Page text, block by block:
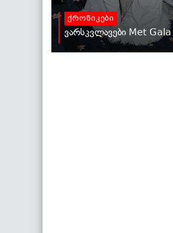
ქრონიკები
ვარსკვლავები Met